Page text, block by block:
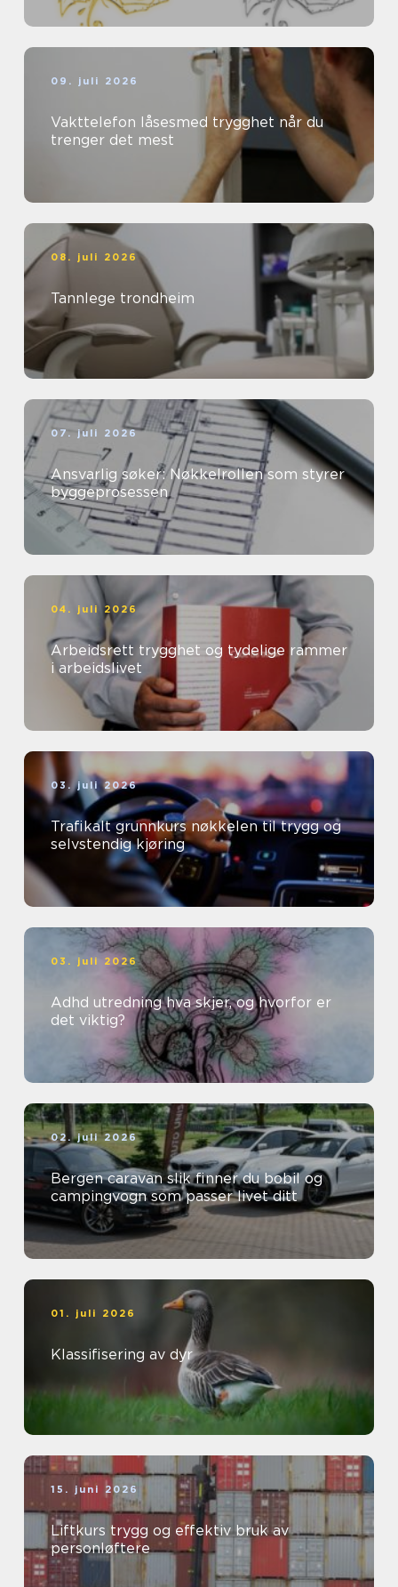
09. juli 2026
Vakttelefon låsesmed trygghet når du
trenger det mest
08. juli 2026
Tannlege trondheim
07. juli 2026
Ansvarlig søker: Nøkkelrollen som styrer
byggeprosessen
04. juli 2026
Arbeidsrett trygghet og tydelige rammer
i arbeidslivet
03. juli 2026
Trafikalt grunnkurs nøkkelen til trygg og
selvstendig kjøring
03. juli 2026
Adhd utredning hva skjer, og hvorfor er
det viktig?
02. juli 2026
Bergen caravan slik finner du bobil og
campingvogn som passer livet ditt
01. juli 2026
Klassifisering av dyr
15. juni 2026
Liftkurs trygg og effektiv bruk av
personløftere